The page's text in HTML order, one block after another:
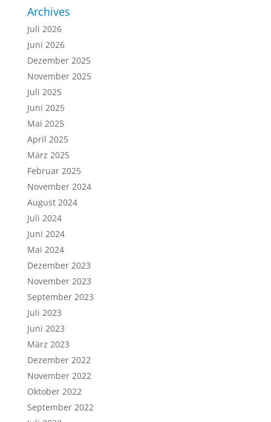
Archives
Juli 2026
Juni 2026
Dezember 2025
November 2025
Juli 2025
Juni 2025
Mai 2025
April 2025
März 2025
Februar 2025
November 2024
August 2024
Juli 2024
Juni 2024
Mai 2024
Dezember 2023
November 2023
September 2023
Juli 2023
Juni 2023
März 2023
Dezember 2022
November 2022
Oktober 2022
September 2022